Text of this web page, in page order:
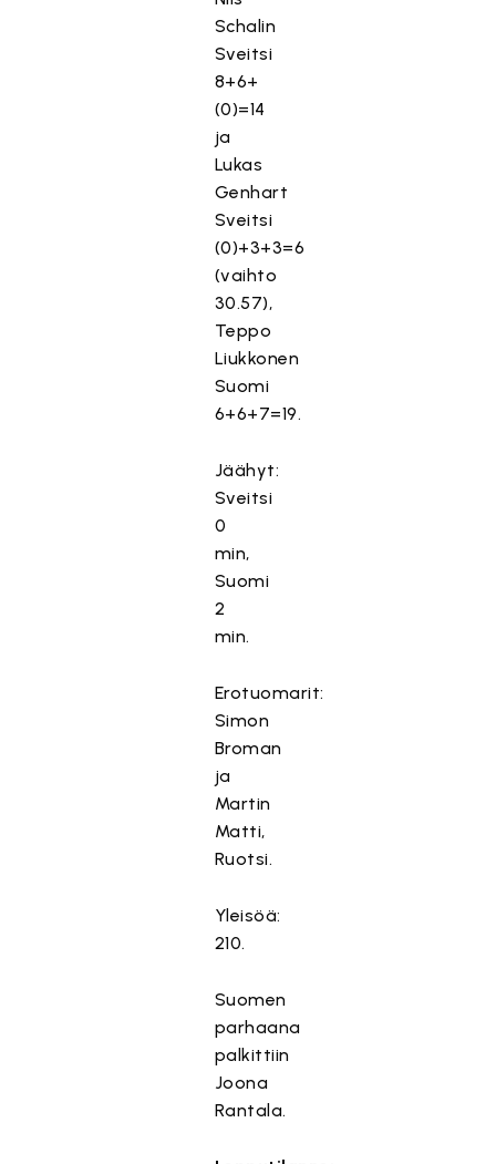
Schalin
Sveitsi
8+6+
(0)=14
ja
Lukas
Genhart
Sveitsi
(0)+3+3=6
(vaihto
30.57),
Teppo
Liukkonen
Suomi
6+6+7=19.
Jäähyt:
Sveitsi
0
min,
Suomi
2
min.
Erotuomarit:
Simon
Broman
ja
Martin
Matti,
Ruotsi.
Yleisöä:
210.
Suomen
parhaana
palkittiin
Joona
Rantala.